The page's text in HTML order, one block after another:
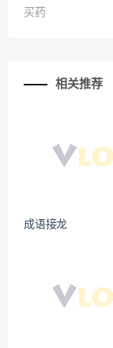
买药
相关推荐
成语接龙